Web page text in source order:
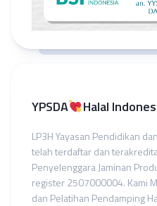
YPSDA Halal
LP3H Yayasan Pendidikan
telah terdaftar dan
Penyelenggara Jaminan
register 2507000004. Kami
dan Pelatihan Pendamping